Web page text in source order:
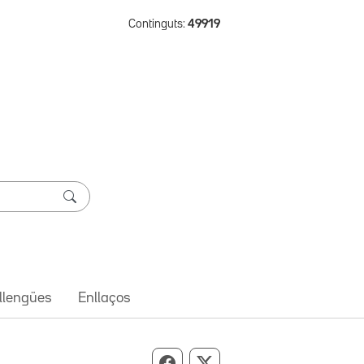
Continguts: 49919
Enllaços